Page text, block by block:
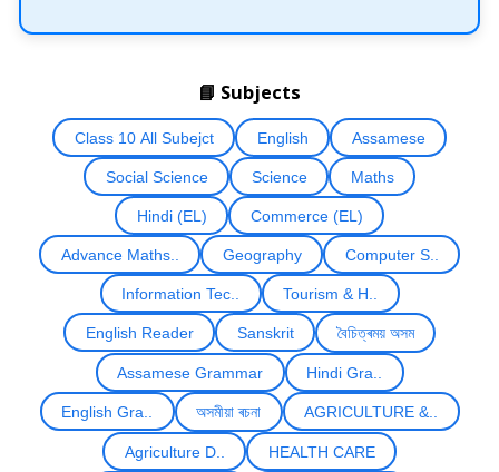
📘 Subjects
Class 10 All Subejct English Assamese
Social Science Science Maths
Hindi (EL) Commerce (EL)
Advance Maths.. Geography Computer S..
Information Tec.. Tourism & H..
English Reader Sanskrit বৈচিত্ৰময় অসম
Assamese Grammar Hindi Gra..
English Gra.. অসমীয়া ৰচনা AGRICULTURE &..
Agriculture D.. HEALTH CARE